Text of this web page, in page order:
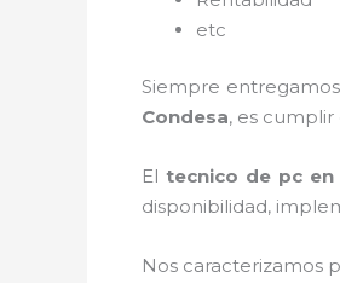
etc
Siempre
Condesa, es
El tecnico de pc en
disponibilidad,
Nos caracterizamos